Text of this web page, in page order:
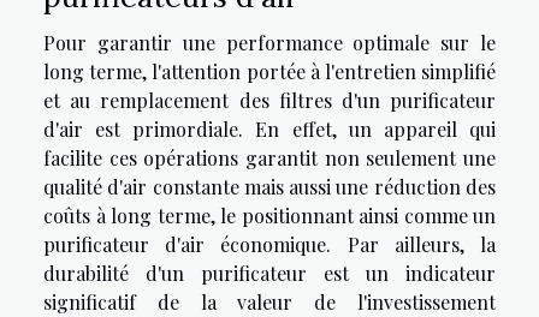
Pour garantir une performance optimale sur le
long terme, l'attention portée à l'entretien simplifié
et au remplacement des filtres d'un purificateur
d'air est primordiale. En effet, un appareil qui
facilite ces opérations garantit non seulement une
qualité d'air constante mais aussi une réduction des
coûts à long terme, le positionnant ainsi comme un
purificateur d'air économique. Par ailleurs, la
durabilité d'un purificateur est un indicateur
significatif de la valeur de l'investissement